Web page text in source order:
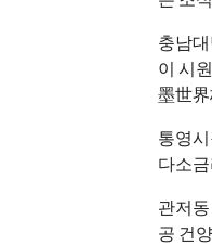
충남
이 시
墨世
통영
다소
관저
공 건